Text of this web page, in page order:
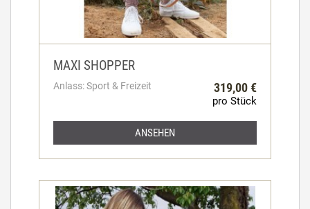
MAXI SHOPPER
Anlass: Sport & Freizeit 319,00 €
pro Stück
ANSEHEN